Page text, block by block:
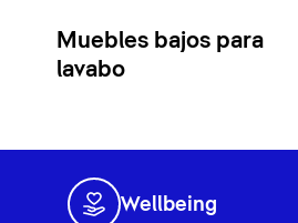
Muebles bajos para
lavabo
Wellbeing